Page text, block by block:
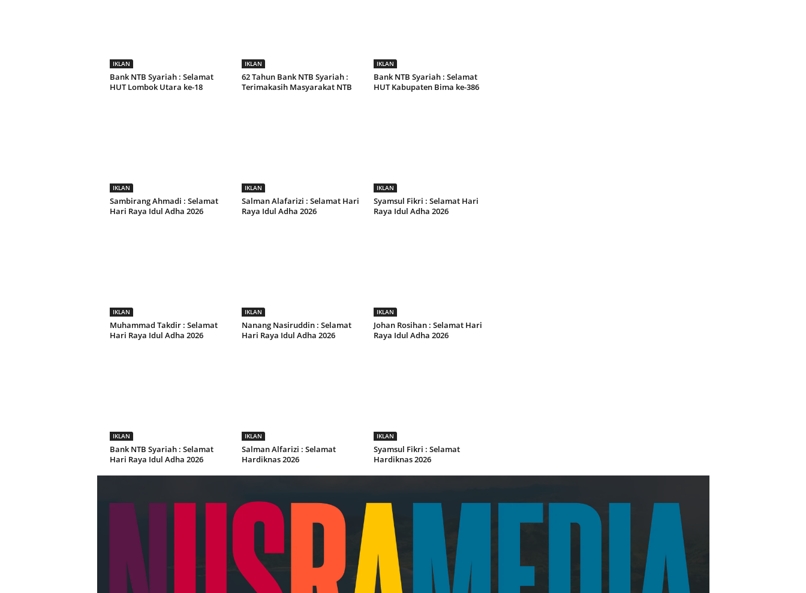
IKLAN
Bank NTB Syariah : Selamat
HUT Lombok Utara ke-18
IKLAN
62 Tahun Bank NTB Syariah :
Terimakasih Masyarakat NTB
IKLAN
Bank NTB Syariah : Selamat
HUT Kabupaten Bima ke-386
IKLAN
Sambirang Ahmadi : Selamat
Hari Raya Idul Adha 2026
IKLAN
Salman Alafarizi : Selamat Hari
Raya Idul Adha 2026
IKLAN
Syamsul Fikri : Selamat Hari
Raya Idul Adha 2026
IKLAN
Muhammad Takdir : Selamat
Hari Raya Idul Adha 2026
IKLAN
Nanang Nasiruddin : Selamat
Hari Raya Idul Adha 2026
IKLAN
Johan Rosihan : Selamat Hari
Raya Idul Adha 2026
IKLAN
Bank NTB Syariah : Selamat
Hari Raya Idul Adha 2026
IKLAN
Salman Alfarizi : Selamat
Hardiknas 2026
IKLAN
Syamsul Fikri : Selamat
Hardiknas 2026